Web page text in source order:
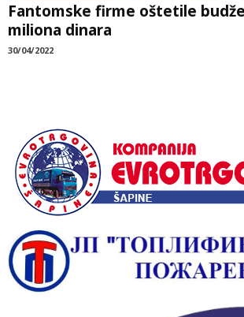
Fantomske firme oštetile
miliona dinara
30/04/2022